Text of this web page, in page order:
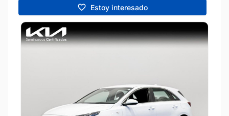
Estoy interesado